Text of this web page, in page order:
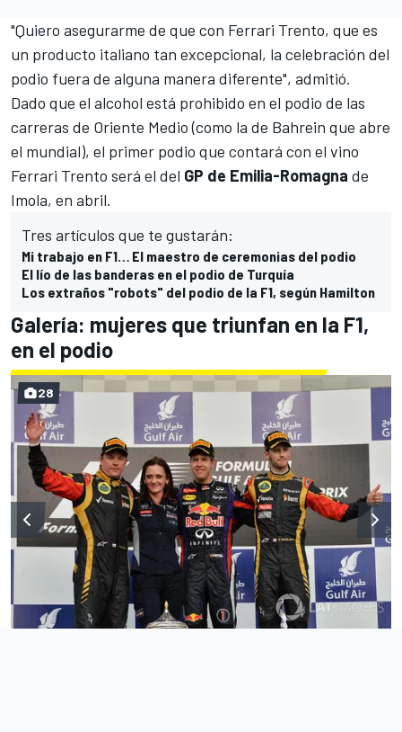
"Quiero asegurarme de que con Ferrari Trento, que es
un producto italiano tan excepcional, la celebración del
podio fuera de alguna manera diferente", admitió.
Dado que el alcohol está prohibido en el podio de las
carreras de Oriente Medio (como la de Bahrein que abre
el mundial), el primer podio que contará con el vino
Ferrari Trento será el del GP de Emilia-Romagna de
Imola, en abril.
Tres artículos que te gustarán:
Mi trabajo en F1… El maestro de ceremonias del podio
El lío de las banderas en el podio de Turquía
Los extraños "robots" del podio de la F1, según Hamilton
Galería: mujeres que triunfan en la F1,
en el podio
28